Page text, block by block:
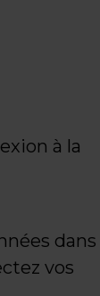
à la
dans
vos